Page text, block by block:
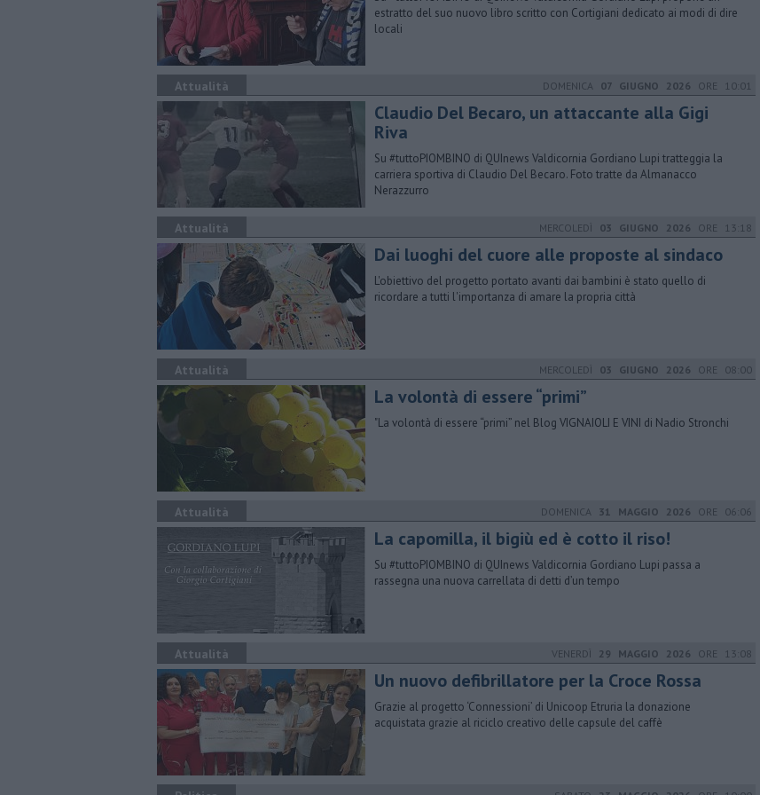
estratto del suo nuovo libro scritto con Cortigiani dedicato ai modi di dire
locali
Attualità DOMENICA 07 GIUGNO 2026 ORE 10:01
​Claudio Del Becaro, un attaccante alla Gigi
Riva
Su #tuttoPIOMBINO di QUInews Valdicornia Gordiano Lupi tratteggia la
carriera sportiva di Claudio Del Becaro. Foto tratte da Almanacco
Nerazzurro
Attualità MERCOLEDÌ 03 GIUGNO 2026 ORE 13:18
Dai luoghi del cuore alle proposte al sindaco
L'obiettivo del progetto portato avanti dai bambini è stato quello di
ricordare a tutti l'importanza di amare la propria città
Attualità MERCOLEDÌ 03 GIUGNO 2026 ORE 08:00
​La volontà di essere “primi”
"​La volontà di essere “primi” nel Blog VIGNAIOLI E VINI di Nadio Stronchi
Attualità DOMENICA 31 MAGGIO 2026 ORE 06:06
La capomilla, il bigiù ed è cotto il riso!
Su #tuttoPIOMBINO di QUInews Valdicornia Gordiano Lupi passa a
rassegna una nuova carrellata di detti d’un tempo
Attualità VENERDÌ 29 MAGGIO 2026 ORE 13:08
Un nuovo defibrillatore per la Croce Rossa
Grazie al progetto ‘Connessioni’ di Unicoop Etruria la donazione
acquistata grazie al riciclo creativo delle capsule del caffè